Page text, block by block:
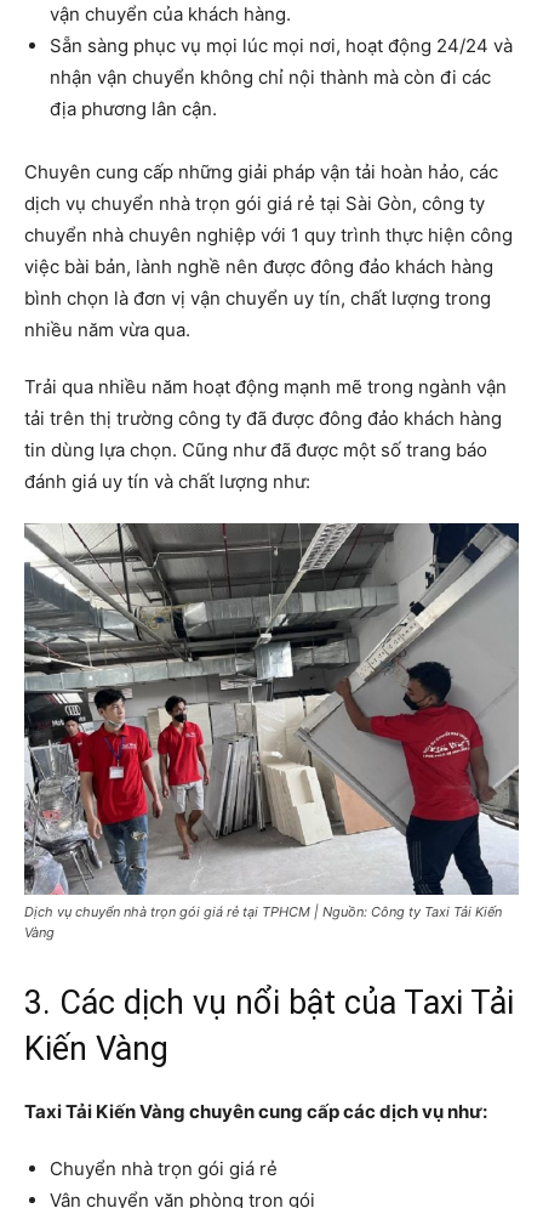
vận chuyển của khách hàng.
Sẵn sàng phục vụ mọi lúc mọi nơi, hoạt động 24/24 và
nhận vận chuyển không chỉ nội thành mà còn đi các
địa phương lân cận.
Chuyên cung cấp những giải pháp vận tải hoàn hảo, các
dịch vụ chuyển nhà trọn gói giá rẻ tại Sài Gòn, công ty
chuyển nhà chuyên nghiệp với 1 quy trình thực hiện công
việc bài bản, lành nghề nên được đông đảo khách hàng
bình chọn là đơn vị vận chuyển uy tín, chất lượng trong
nhiều năm vừa qua.
Trải qua nhiều năm hoạt động mạnh mẽ trong ngành vận
tải trên thị trường công ty đã được đông đảo khách hàng
tin dùng lựa chọn. Cũng như đã được một số trang báo
đánh giá uy tín và chất lượng như:
Dịch vụ chuyển nhà trọn gói giá rẻ tại TPHCM | Nguồn: Công ty Taxi Tải Kiến
Vàng
3. Các dịch vụ nổi bật của Taxi Tải
Kiến Vàng
Taxi Tải Kiến Vàng chuyên cung cấp các dịch vụ như:
Chuyển nhà trọn gói giá rẻ
Vận chuyển văn phòng trọn gói